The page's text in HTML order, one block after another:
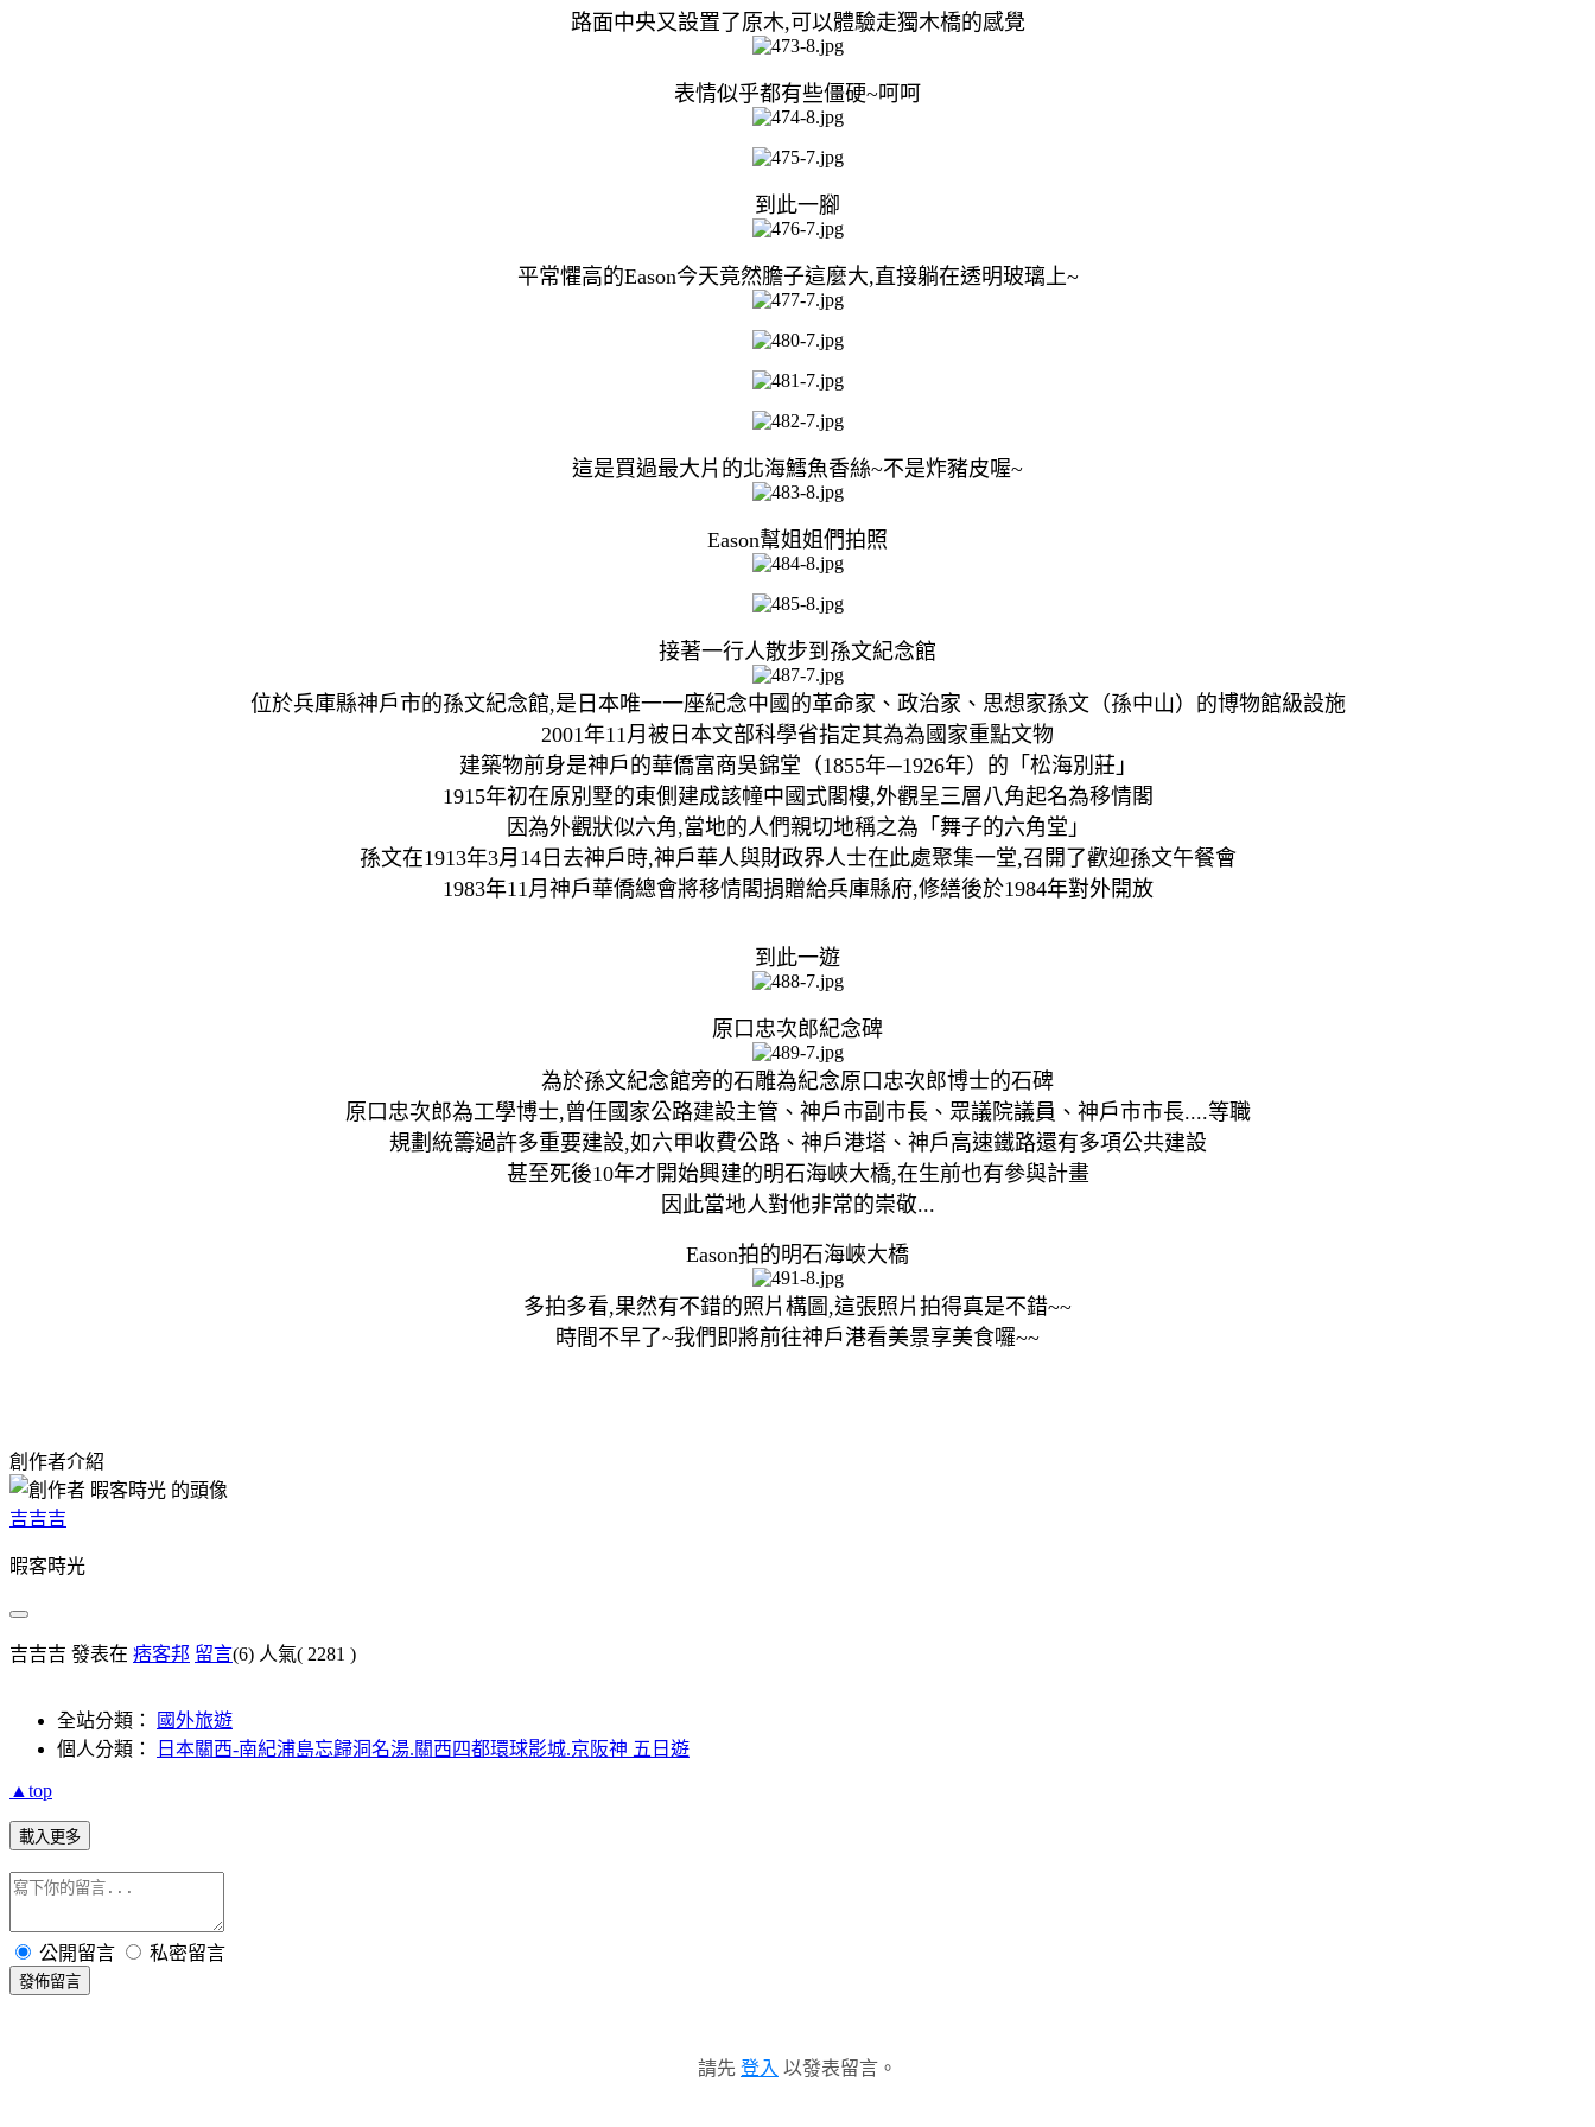
路面中央又設置了原木,可以體驗走獨木橋的感覺
表情似乎都有些僵硬~呵呵
到此一腳
平常懼高的Eason今天竟然膽子這麼大,直接躺在透明玻璃上~
這是買過最大片的北海鱈魚香絲~不是炸豬皮喔~
Eason幫姐姐們拍照
接著一行人散步到孫文紀念館
位於兵庫縣神戶市的孫文紀念館,是日本唯一一座紀念中國的革命家、政治家、思想家孫文（孫中山）的博物館級設施
2001年11月被日本文部科學省指定其為為國家重點文物
建築物前身是神戶的華僑富商吳錦堂（1855年─1926年）的「松海別莊」
1915年初在原別墅的東側建成該幢中國式閣樓,外觀呈三層八角起名為移情閣
因為外觀狀似六角,當地的人們親切地稱之為「舞子的六角堂」
孫文在1913年3月14日去神戶時,神戶華人與財政界人士在此處聚集一堂,召開了歡迎孫文午餐會
1983年11月神戶華僑總會將移情閣捐贈給兵庫縣府,修繕後於1984年對外開放
到此一遊
原口忠次郎紀念碑
為於孫文紀念館旁的石雕為紀念原口忠次郎博士的石碑
原口忠次郎為工學博士,曾任國家公路建設主管、神戶市副市長、眾議院議員、神戶市市長....等職
規劃統籌過許多重要建設,如六甲收費公路、神戶港塔、神戶高速鐵路還有多項公共建設
甚至死後10年才開始興建的明石海峽大橋,在生前也有參與計畫
因此當地人對他非常的崇敬...
Eason拍的明石海峽大橋
多拍多看,果然有不錯的照片構圖,這張照片拍得真是不錯~~
時間不早了~我們即將前往神戶港看美景享美食囉~~
創作者介紹
吉吉吉
暇客時光
吉吉吉 發表在 痞客邦 留言(6) 人氣( 2281 )
全站分類：
國外旅遊
個人分類：
日本關西-南紀浦島忘歸洞名湯.關西四都環球影城.京阪神 五日遊
▲top
載入更多
公開留言 私密留言
發佈留言
請先 登入 以發表留言。